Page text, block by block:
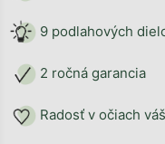
9 podlahových
2 ročná garancia
Radosť v očiach